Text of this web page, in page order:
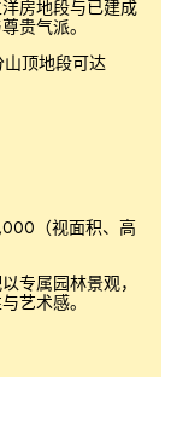
房地段与已建成
贵气派。
顶地段可达
（视面积、高
专属园林景观，
艺术感。